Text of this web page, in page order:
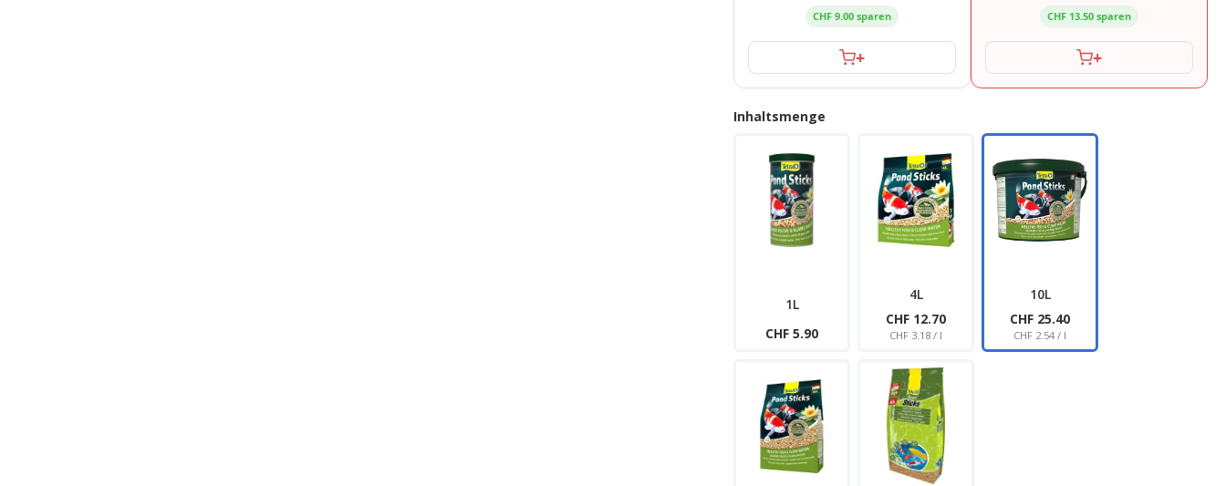
CHF 9.00 sparen
+
CHF 13.50 sparen
+
Inhaltsmenge
1L
CHF 5.90
4L
CHF 12.70
CHF 3.18 / l
10L
CHF 25.40
CHF 2.54 / l